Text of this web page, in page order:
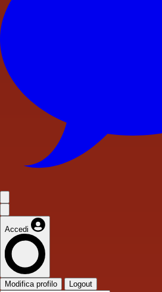
Accedi
Modifica profilo Logout